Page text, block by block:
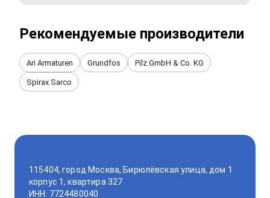
Рекомендуемые производители
Ari Armaturen Grundfos Pilz GmbH & Co. KG
Spirax Sarco
115404, город Москва, Бирюлёвская улица, дом 1
корпус 1, квартира 327
ИНН: 7724480040